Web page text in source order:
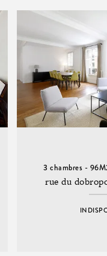
3 chambres -
rue du